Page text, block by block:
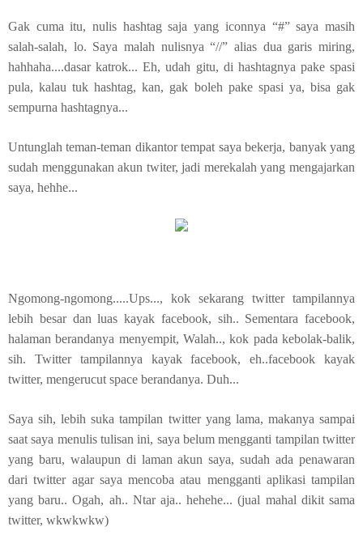
Gak cuma itu, nulis hashtag saja yang iconnya “#” saya masih
salah-salah, lo. Saya malah nulisnya “//” alias dua garis miring,
hahhaha....dasar katrok... Eh, udah gitu, di hashtagnya pake spasi
pula, kalau tuk hashtag, kan, gak boleh pake spasi ya, bisa gak
sempurna hashtagnya...
Untunglah teman-teman dikantor tempat saya bekerja, banyak yang
sudah menggunakan akun twiter, jadi merekalah yang mengajarkan
saya, hehhe...
Ngomong-ngomong.....Ups..., kok sekarang twitter tampilannya
lebih besar dan luas kayak facebook, sih.. Sementara facebook,
halaman berandanya menyempit, Walah.., kok pada kebolak-balik,
sih. Twitter tampilannya kayak facebook, eh..facebook kayak
twitter, mengerucut space berandanya. Duh...
Saya sih, lebih suka tampilan twitter yang lama, makanya sampai
saat saya menulis tulisan ini, saya belum mengganti tampilan twitter
yang baru, walaupun di laman akun saya, sudah ada penawaran
dari twitter agar saya mencoba atau mengganti aplikasi tampilan
yang baru.. Ogah, ah.. Ntar aja.. hehehe... (jual mahal dikit sama
twitter, wkwkwkw)